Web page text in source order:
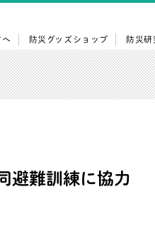
へ 防災グッズショップ 防災
避難訓練に協力